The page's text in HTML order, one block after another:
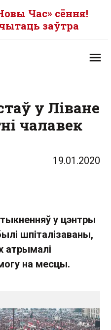
Час» сёння!
заўтра
у Ліване
чалавек
19.01.2020
у цэнтры
шпіталізаваны,
атрымалі
на месцы.